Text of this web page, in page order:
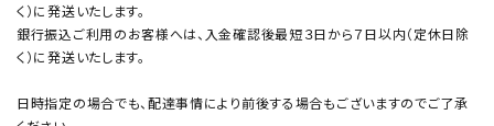
く）に発送いたします。
銀行振込ご利用のお客様へは、入金確認後最短３日から７日以内（定休日除
く）に発送いたします。
日時指定の場合でも、配達事情により前後する場合もございますのでご了承